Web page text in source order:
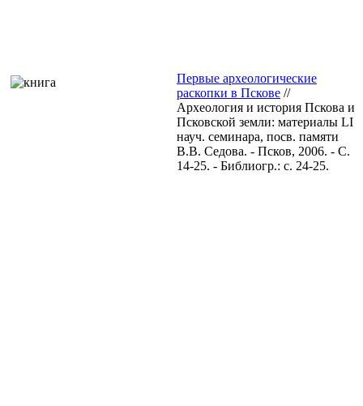
Первые археологические
раскопки в Пскове //
Археология и история Пскова и
Псковской земли: материалы LI
науч. семинара, посв. памяти
В.В. Седова. - Псков, 2006. - С.
14-25. - Библиогр.: с. 24-25.